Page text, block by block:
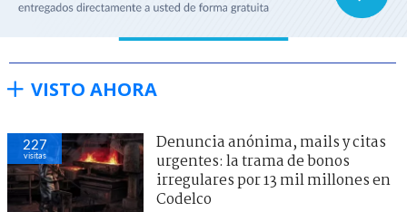
VISTO AHORA
227
visitas
Denuncia anónima, mails y citas
urgentes: la trama de bonos
irregulares por 13 mil millones en
Codelco